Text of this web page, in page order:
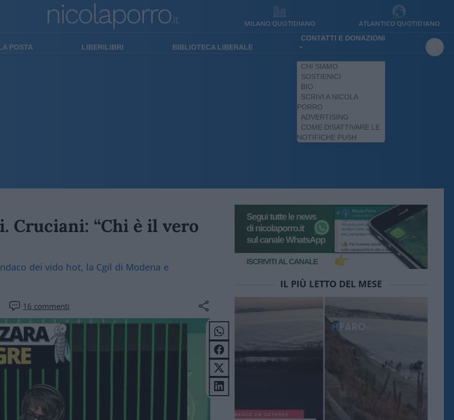
MILANO QUOTIDIANO ATLANTICO QUOTIDIANO
POSTA LIBERILIBRI BIBLIOTECA LIBERALE
CONTATTI E DONAZIONI
CHI SIAMO
SOSTIENICI
BIO
SCRIVI A NICOLA
PORRO
ADVERTISING
COME DISATTIVARE LE
NOTIFICHE PUSH
Cruciani: “Chi è il vero
dei vido hot, la Cgil di Modena e
16 commenti
IL PIÙ LETTO DEL MESE